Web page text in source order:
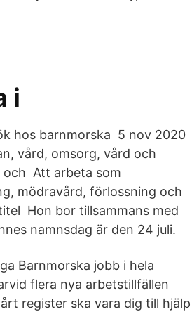
i
hos barnmorska 5 nov 2020
vård, omsorg, vård och
och Att arbeta som
mödravård, förlossning och
Hon bor tillsammans med
namnsdag är den 24 juli.
Barnmorska jobb i hela
flera nya arbetstillfällen
register ska vara dig till hjälp